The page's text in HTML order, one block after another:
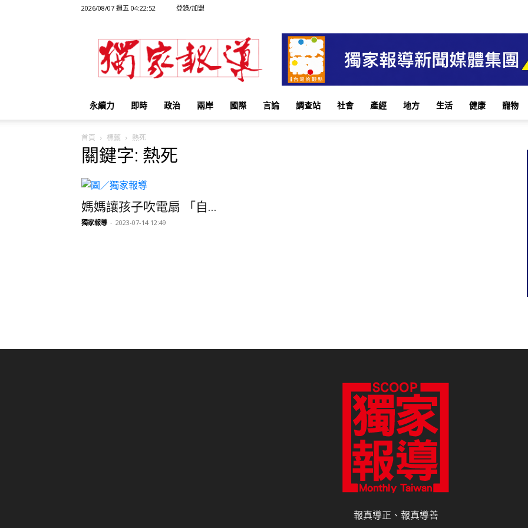
2026/08/07 週五 04:22:52 登錄/加盟
獨
家
報
永續力 即時 政治 兩岸 國際 言論 調查站 社會 產經 地方 生活 健康 寵物
首頁 標籤 熱死
關鍵字: 熱死
媽媽讓孩子吹電扇 「自...
獨家報導 - 2023-07-14 12:49
報真導正、報真導善